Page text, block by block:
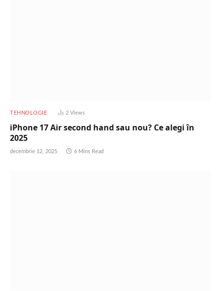
TEHNOLOGIE 2 Views
iPhone 17 Air second hand sau nou? Ce alegi în
2025
decembrie 12, 2025 6 Mins Read